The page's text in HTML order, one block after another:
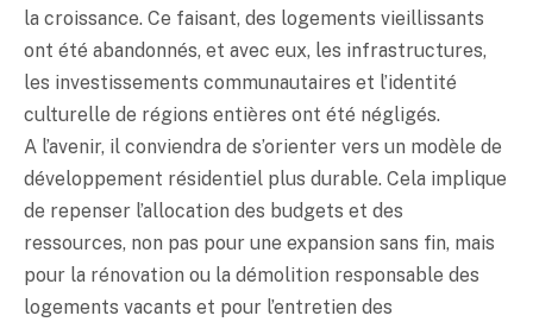
la croissance. Ce faisant, des logements vieillissants
ont été abandonnés, et avec eux, les infrastructures,
les investissements communautaires et l’identité
culturelle de régions entières ont été négligés.
A l’avenir, il conviendra de s’orienter vers un modèle de
développement résidentiel plus durable. Cela implique
de repenser l’allocation des budgets et des
ressources, non pas pour une expansion sans fin, mais
pour la rénovation ou la démolition responsable des
logements vacants et pour l’entretien des